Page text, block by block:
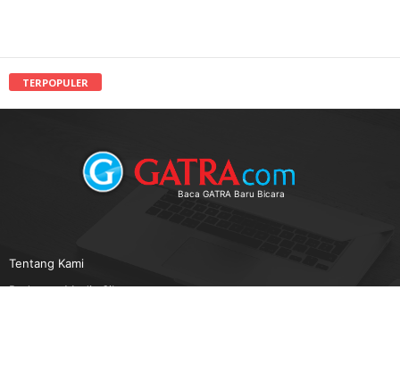
TERPOPULER
Baca GATRA Baru Bicara
Tentang Kami
Pedoman Media Siber